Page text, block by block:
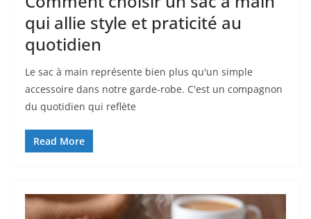
qui allie style et praticité au
quotidien
Le sac à main représente bien plus qu'un simple
accessoire dans notre garde-robe. C'est un compagnon
du quotidien qui reflète
Read More